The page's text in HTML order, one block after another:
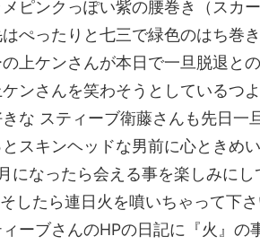
ピンクっぽい紫の腰巻き（スカ
ぺったりと七三で緑色のはち巻
上ケンさんが本日で一旦脱退と
ンさんを笑わそうとしているつよ
な スティーブ衛藤さんも先日一
スキンヘッドな男前に心ときめ
になったら会える事を楽しみにし
したら連日火を噴いちゃって下
ィーブさんのHPの日記に『火』